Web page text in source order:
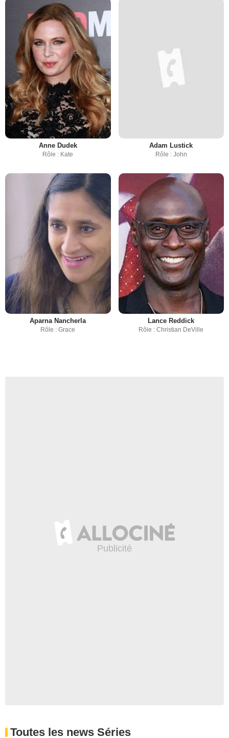
Anne Dudek
Rôle : Kate
Adam Lustick
Rôle : John
Aparna Nancherla
Rôle : Grace
Lance Reddick
Rôle : Christian DeVille
Toutes les news Séries